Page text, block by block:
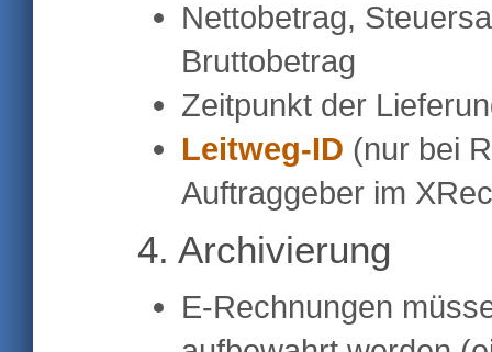
Nettobetrag,
Bruttobetrag
Zeitpunkt der
Leitweg-ID (nur bei
Auftraggeber im
4. Archivierung
E-Rechnungen